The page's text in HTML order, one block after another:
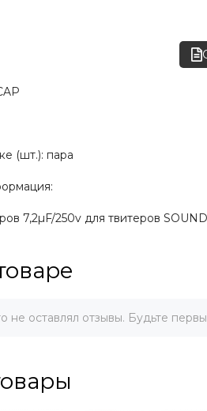
(шт.): пара
7,2µF/250v для твитеров
не оставлял отзывы. Будьте